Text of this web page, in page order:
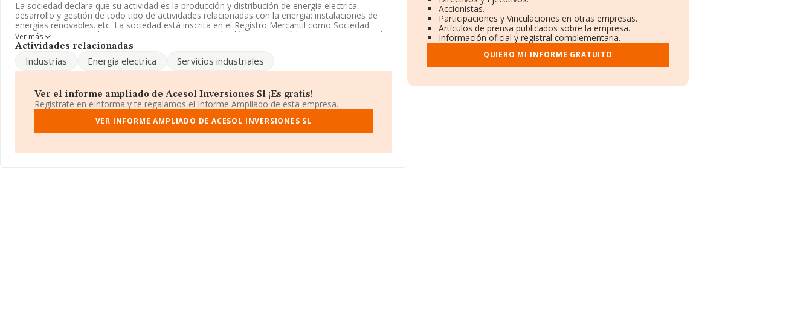
La sociedad declara que su actividad es la producción y distribución de energia electrica,
desarrollo y gestión de todo tipo de actividades relacionadas con la energia; instalaciones de
energias renovables. etc. La sociedad está inscrita en el Registro Mercantil como Sociedad
Limitada. Su actividad CNAE es 'Transporte de energía eléctrica' con código 3512. La compañía
no tiene actividad en mercados exteriores.
La compañía
Acesol Inversiones S.L
, con NIF B47610175, se encuentra en Calle Diaz Del
Castillo núm. 23, (47195), Arroyo De La Encomienda, en Valladolid, Castilla-león.
En base a la información de la que dispone INFORMA sobre 46.044 compañías, la facturación
en el ámbito nacional alcanza los 23.269 millones de euros y se estima que el promedio de la
facturación entre todas las empresas es de 505 mil euros. Teniendo en cuenta la información
sobre Valladolid, en la base de datos de INFORMA aparecen 679 empresas, con ventas en el
año 2023 de 246 millones de euros. Finalmente, para completar los datos de sector, en 2023, la
Ver más
Actividades relacionadas
Industrias Energia electrica Servicios industriales
Ver el informe ampliado de Acesol Inversiones Sl ¡Es gratis!
Regístrate en eInforma y te regalamos el Informe Ampliado de esta empresa.
VER INFORME AMPLIADO DE ACESOL INVERSIONES SL
Accionistas.
Participaciones y Vinculaciones en otras empresas.
Artículos de prensa publicados sobre la empresa.
Información oficial y registral complementaria.
QUIERO MI INFORME GRATUITO